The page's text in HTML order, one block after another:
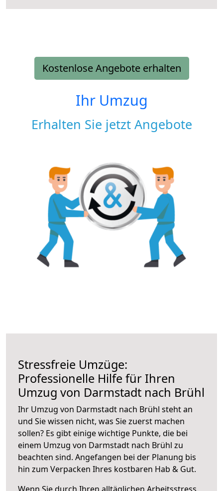
Kostenlose Angebote erhalten
Ihr Umzug
Erhalten Sie jetzt Angebote
Stressfreie Umzüge:
Professionelle Hilfe für Ihren
Umzug von Darmstadt nach Brühl
Ihr Umzug von Darmstadt nach Brühl steht an
und Sie wissen nicht, was Sie zuerst machen
sollen? Es gibt einige wichtige Punkte, die bei
einem Umzug von Darmstadt nach Brühl zu
beachten sind. Angefangen bei der Planung bis
hin zum Verpacken Ihres kostbaren Hab & Gut.